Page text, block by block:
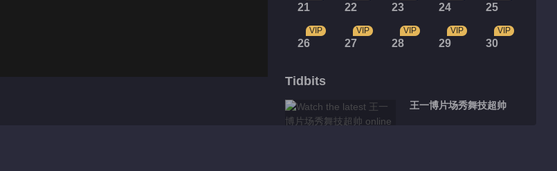
21 22 23 24 25
26
VIP
27
VIP
28
VIP
29
VIP
30
VIP
Tidbits
王一博片场秀舞技超帅